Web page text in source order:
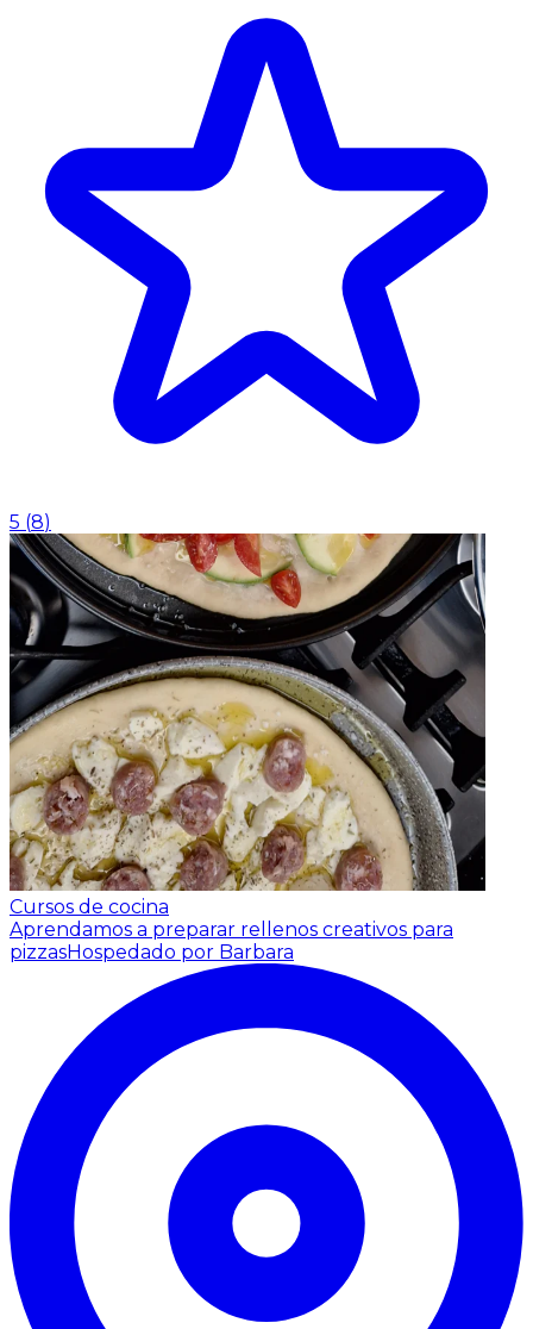
5 (8)
Cursos de cocina
Aprendamos a preparar rellenos creativos para
pizzasHospedado por Barbara